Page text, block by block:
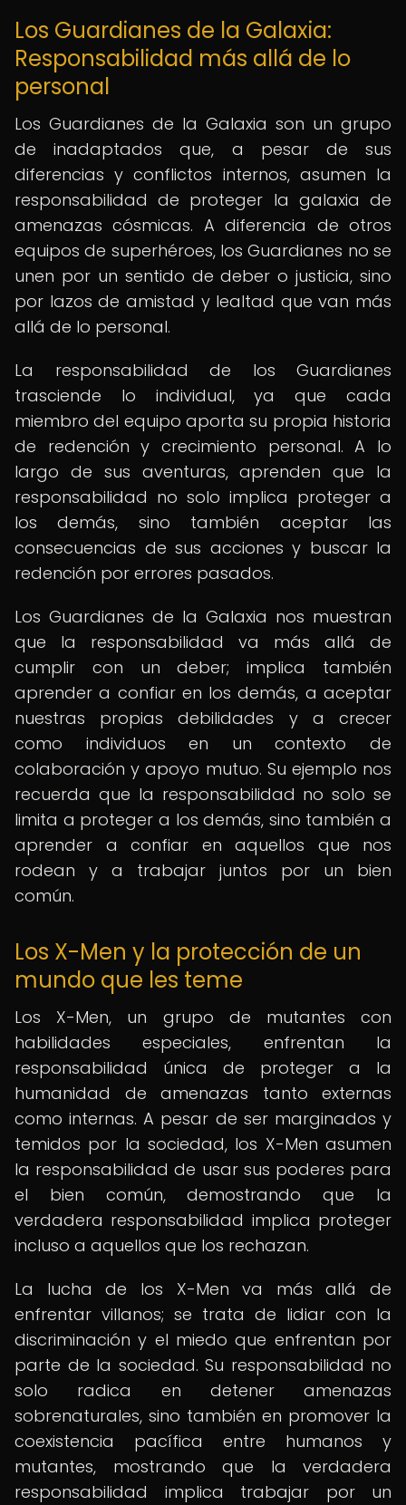
Los Guardianes de la Galaxia:
Responsabilidad más allá de lo
personal
Los Guardianes de la Galaxia son un grupo
de inadaptados que, a pesar de sus
diferencias y conflictos internos, asumen la
responsabilidad de proteger la galaxia de
amenazas cósmicas. A diferencia de otros
equipos de superhéroes, los Guardianes no se
unen por un sentido de deber o justicia, sino
por lazos de amistad y lealtad que van más
allá de lo personal.
La responsabilidad de los Guardianes
trasciende lo individual, ya que cada
miembro del equipo aporta su propia historia
de redención y crecimiento personal. A lo
largo de sus aventuras, aprenden que la
responsabilidad no solo implica proteger a
los demás, sino también aceptar las
consecuencias de sus acciones y buscar la
redención por errores pasados.
Los Guardianes de la Galaxia nos muestran
que la responsabilidad va más allá de
cumplir con un deber; implica también
aprender a confiar en los demás, a aceptar
nuestras propias debilidades y a crecer
como individuos en un contexto de
colaboración y apoyo mutuo. Su ejemplo nos
recuerda que la responsabilidad no solo se
limita a proteger a los demás, sino también a
aprender a confiar en aquellos que nos
rodean y a trabajar juntos por un bien
común.
Los X-Men y la protección de un
mundo que les teme
Los X-Men, un grupo de mutantes con
habilidades especiales, enfrentan la
responsabilidad única de proteger a la
humanidad de amenazas tanto externas
como internas. A pesar de ser marginados y
temidos por la sociedad, los X-Men asumen
la responsabilidad de usar sus poderes para
el bien común, demostrando que la
verdadera responsabilidad implica proteger
incluso a aquellos que los rechazan.
La lucha de los X-Men va más allá de
enfrentar villanos; se trata de lidiar con la
discriminación y el miedo que enfrentan por
parte de la sociedad. Su responsabilidad no
solo radica en detener amenazas
sobrenaturales, sino también en promover la
coexistencia pacífica entre humanos y
mutantes, mostrando que la verdadera
responsabilidad implica trabajar por un